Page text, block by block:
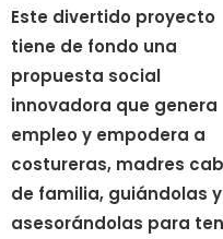
Este divertido proyecto
tiene de fondo una
propuesta social
innovadora que genera
empleo y empodera a
costureras, madres
de familia, guiándolas y
asesorándolas para